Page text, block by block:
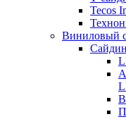
Tecos
Виниловый